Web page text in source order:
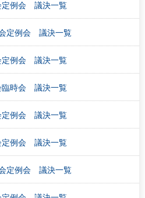
定例会 議決一覧
定例会 議決一覧
定例会 議決一覧
臨時会 議決一覧
定例会 議決一覧
定例会 議決一覧
定例会 議決一覧